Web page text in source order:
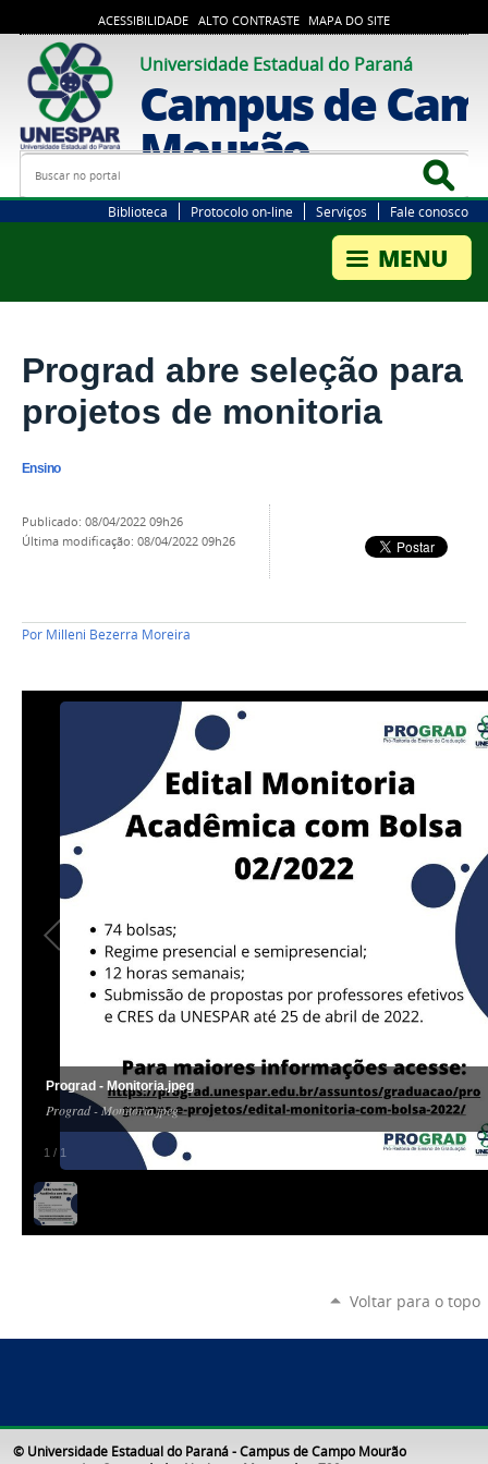
ACESSIBILIDADE ALTO CONTRASTE MAPA DO SITE
Universidade Estadual do Paraná
Campus de
Mourão
Busca
Biblioteca Protocolo on-line Serviços Fale conosco
Prograd abre seleção para
projetos de monitoria
Ensino
publicado: 08/04/2022 09h26
última modificação: 08/04/2022 09h26
Por Milleni Bezerra Moreira
1 / 1
Prograd - Monitoria.jpeg
Prograd - Monitoria.jpeg
Voltar para o topo
© Universidade Estadual do Paraná - Campus de Campo Mourão